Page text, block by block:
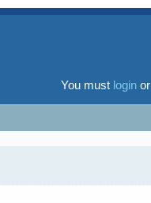
You must loginor